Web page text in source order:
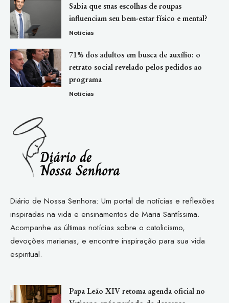
Sabia que suas escolhas de roupas
influenciam seu bem-estar físico e mental?
Notícias
71% dos adultos em busca de auxílio: o
retrato social revelado pelos pedidos ao
programa
Notícias
Diário de Nossa Senhora: Um portal de notícias e reflexões
inspiradas na vida e ensinamentos de Maria Santíssima.
Acompanhe as últimas notícias sobre o catolicismo,
devoções marianas, e encontre inspiração para sua vida
espiritual.
Papa Leão XIV retoma agenda oficial no